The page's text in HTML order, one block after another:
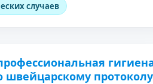
случаев
ПОСЛЕ
швейцарскому протоколу